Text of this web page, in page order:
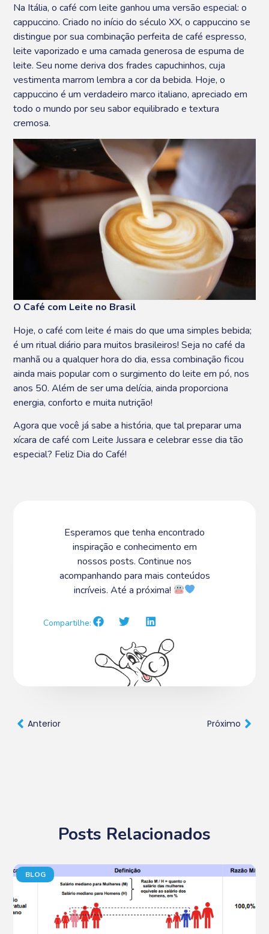
Na Itália, o café com leite ganhou uma versão especial: o
cappuccino. Criado no início do século XX, o cappuccino se
distingue por sua combinação perfeita de café espresso,
leite vaporizado e uma camada generosa de espuma de
leite. Seu nome deriva dos frades capuchinhos, cuja
vestimenta marrom lembra a cor da bebida. Hoje, o
cappuccino é um verdadeiro marco italiano, apreciado em
todo o mundo por seu sabor equilibrado e textura
cremosa.
O Café com Leite no Brasil
Hoje, o café com leite é mais do que uma simples bebida;
é um ritual diário para muitos brasileiros! Seja no café da
manhã ou a qualquer hora do dia, essa combinação ficou
ainda mais popular com o surgimento do leite em pó, nos
anos 50. Além de ser uma delícia, ainda proporciona
energia, conforto e muita nutrição!
Agora que você já sabe a história, que tal preparar uma
xícara de café com Leite Jussara e celebrar esse dia tão
especial? Feliz Dia do Café!
Esperamos que tenha encontrado
inspiração e conhecimento em
nossos posts. Continue nos
acompanhando para mais conteúdos
incríveis. Até a próxima!
Compartilhe:
Anterior Próximo
Posts Relacionados
BLOG